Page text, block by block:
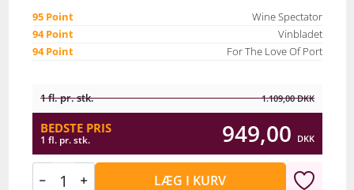
95 Point
Wine Spectator
94 Point
Vinbladet
94 Point
For The Love Of Port
1 fl. pr. stk. 1.109,00DKK
BEDSTE PRIS
1 fl. pr. stk. 949,00 DKK
LÆG I KURV